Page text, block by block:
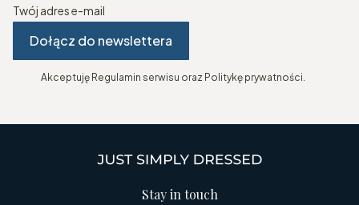
Twój adres e-mail
Dołącz do newslettera
Akceptuję Regulamin serwisu oraz Politykę prywatności.
Stay in touch